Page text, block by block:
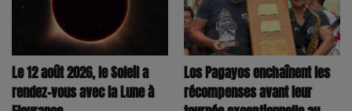
Le 12 août 2026, le Soleil a
rendez-vous avec la Lune à
Los Pagayos enchaînent les
récompenses avant leur